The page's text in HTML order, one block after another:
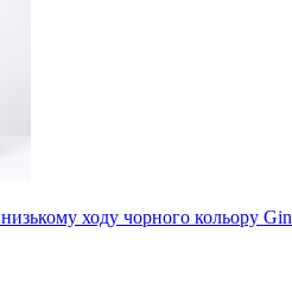
ходу чорного кольору